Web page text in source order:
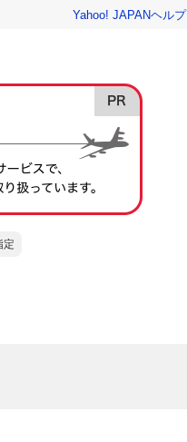
Yahoo! JAPANヘルプ
定